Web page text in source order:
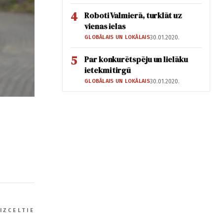
IZCELTIE
4
Roboti Valmierā, turklāt uz
vienas ielas
GLOBĀLAIS UN LOKĀLAIS30.01.2020.
5
Par konkurētspēju un lielāku
ietekmi tirgū
GLOBĀLAIS UN LOKĀLAIS30.01.2020.